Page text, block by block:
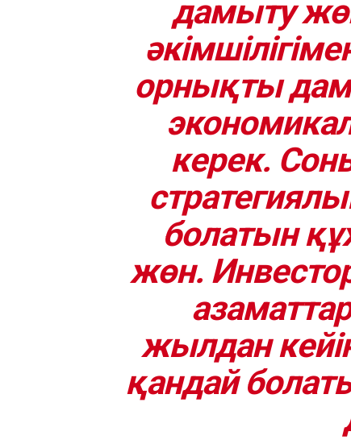
дамыту
орнықты
керек.
болатын
жөн.
жылдан
қандай